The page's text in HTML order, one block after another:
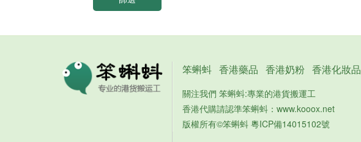
笨蝌蚪 香港藥品 香港奶粉 香港化妝品
關注我們 笨蝌蚪:專業的港貨搬運工
香港代購請認準笨蝌蚪： www.kooox.net
版權所有©笨蝌蚪 粵ICP備14015102號